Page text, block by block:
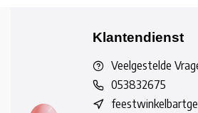
Klantendienst
Veelgestelde
053832675